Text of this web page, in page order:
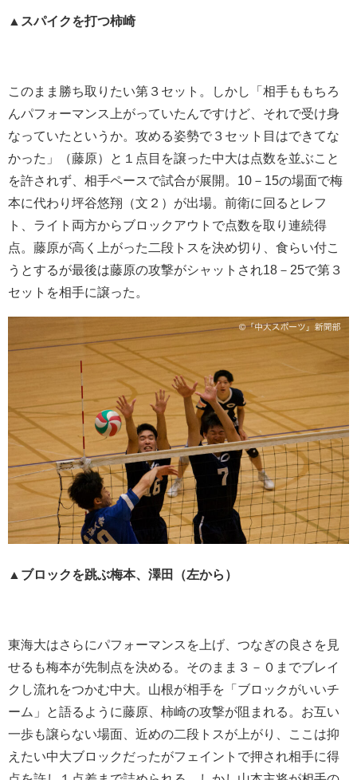
▲スパイクを打つ柿崎
このまま勝ち取りたい第３セット。しかし「相手ももちろ
んパフォーマンス上がっていたんですけど、それで受け身
なっていたというか。攻める姿勢で３セット目はできてな
かった」（藤原）と１点目を譲った中大は点数を並ぶこと
を許されず、相手ペースで試合が展開。10－15の場面で梅
本に代わり坪谷悠翔（文２）が出場。前衛に回るとレフ
ト、ライト両方からブロックアウトで点数を取り連続得
点。藤原が高く上がった二段トスを決め切り、食らい付こ
うとするが最後は藤原の攻撃がシャットされ18－25で第３
セットを相手に譲った。
▲ブロックを跳ぶ梅本、澤田（左から）
東海大はさらにパフォーマンスを上げ、つなぎの良さを見
せるも梅本が先制点を決める。そのまま３－０までブレイ
クし流れをつかむ中大。山根が相手を「ブロックがいいチ
ーム」と語るように藤原、柿崎の攻撃が阻まれる。お互い
一歩も譲らない場面、近めの二段トスが上がり、ここは抑
えたい中大ブロックだったがフェイントで押され相手に得